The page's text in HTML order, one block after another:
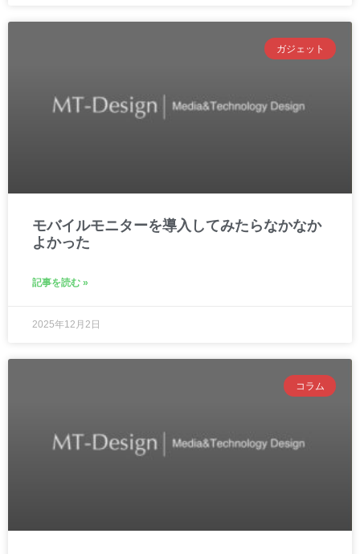
ガジェット
モバイルモニターを導入してみたらなかなか
よかった
記事を読む »
2025年12月2日
コラム